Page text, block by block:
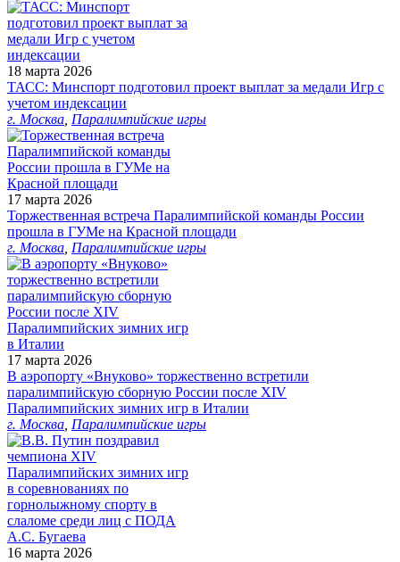
18 марта 2026
ТАСС: Минспорт подготовил проект выплат за медали Игр с
учетом индексации
г. Москва Паралимпийские игры
17 марта 2026
Торжественная встреча Паралимпийской команды России
прошла в ГУМе на Красной площади
г. Москва Паралимпийские игры
17 марта 2026
В аэропорту «Внуково» торжественно встретили
паралимпийскую сборную России после XIV
Паралимпийских зимних игр в Италии
г. Москва Паралимпийские игры
16 марта 2026